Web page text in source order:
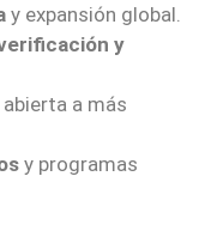
y expansión global.
y
abierta a más
y programas